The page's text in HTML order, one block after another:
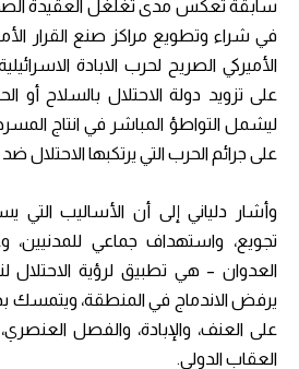
سابقة تعكس مدى تغلغل العقيدة
في شراء وتطويع مراكز صنع القرار
الأميركي الصريح لحرب الابادة
على تزويد دولة الاحتلال بالسلاح أو
ليشمل التواطؤ المباشر في انتاج
على جرائم الحرب التي يرتكبها الاحتلال
وأشار دلياني إلى أن الأساليب التي
تجويع، واستهداف جماعي للمدنيين،
العدوان – هي تطبيق لرؤية
يرفض الاندماج في المنطقة، ويتمسك
على العنف، والإبادة، والفصل
العقاب الدولي.